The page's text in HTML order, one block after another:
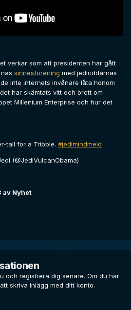
verkar som att presidenten har gått
sinnesförening med jediriddarnas
inte internets invånare låta honom
har skämtats vitt och brett om
Millenium Enterprise och hur det
tall for a Tribble. #jedimindmeld
(@JediVulcanObama)
av Nyhet
och registrera dig senare. Om du har
skriva inlägg med ditt konto.